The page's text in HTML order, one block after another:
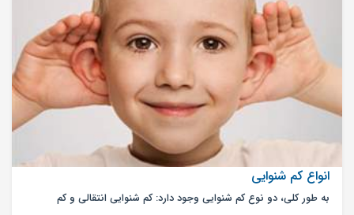
انواع کم شنوایی
به طور کلی، دو نوع کم شنوایی وجود دارد: کم شنوایی انتقالی و کم